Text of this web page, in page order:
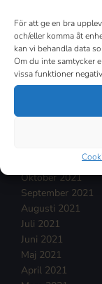
För att ge en bra
och/eller komma åt
kan vi behandla data
Om du inte samtycker
vissa funktioner
Augusti 2022
Juli 2022
Juni 2022
Maj 2022
April 2022
Februari 2022
November 2021
Oktober 2021
September 2021
Augusti 2021
Juli 2021
Juni 2021
Maj 2021
April 2021